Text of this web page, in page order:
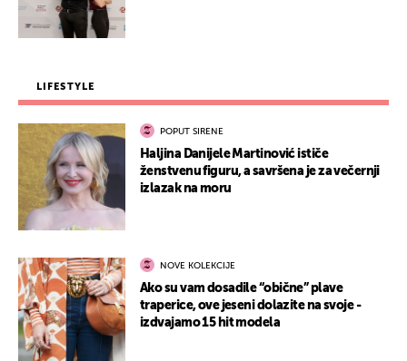
LIFESTYLE
POPUT SIRENE
Haljina Danijele Martinović ističe
ženstvenu figuru, a savršena je za večernji
izlazak na moru
NOVE KOLEKCIJE
Ako su vam dosadile “obične” plave
traperice, ove jeseni dolazite na svoje -
izdvajamo 15 hit modela